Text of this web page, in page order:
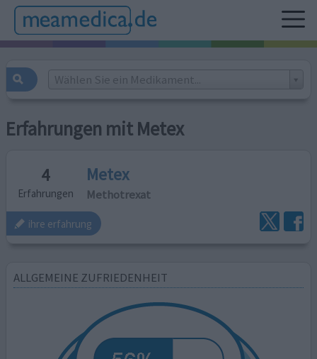
Wählen Sie ein Medikament...
Erfahrungen mit Metex
4
Erfahrungen
Metex
Methotrexat
ihre erfahrung
ALLGEMEINE ZUFRIEDENHEIT